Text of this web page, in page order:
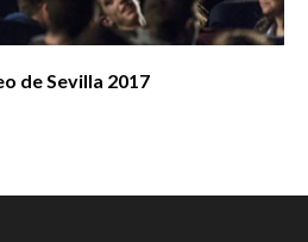
de Sevilla 2017